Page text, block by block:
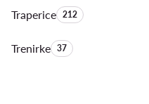
TrapericeKoličina proizvoda:
212
TrenirkeKoličina proizvoda:
37